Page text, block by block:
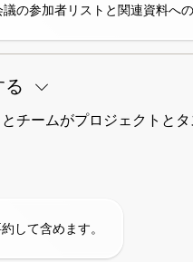
の参加者リストと関連資料へ
チームがプロジェクトと
して含めます。